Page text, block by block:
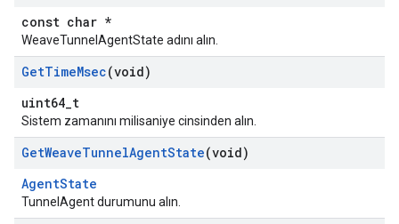
const char *
WeaveTunnelAgentState adını alın.
GetTimeMsec(void)
uint64_t
Sistem zamanını milisaniye cinsinden alın.
GetWeaveTunnelAgentState(void)
AgentState
TunnelAgent durumunu alın.